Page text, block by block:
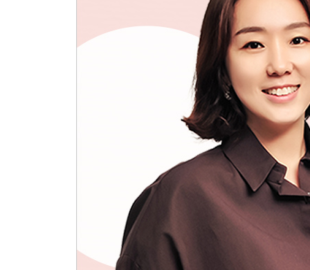
‘미니멀라이프’도 좋지만, ‘미니멀’보다 ‘라이프’가
버릴 것인가, 말 것인가? 물건과 이별하는 데도 예
나를 이해해야 진정한 미니멀리즘도 가능하다
상패를 보관하는 가장 힙한 방법
“여기 왼손잡이 가족분 있나요?”
잘못된 위치, 잘못된 방향만 바로잡아도 쓰임과 효
사람을 먼저 알고 집의 콘셉트를 잡는다
이국적이고 개성 있는 물건들이 각자의 매력을 뿜
아이들에게는 아이 전용 갤러리를
처음부터 버릴 생각으로 물건을 들이지는 않겠지만
어떤 물건이 들어오고, 어떤 물건이 나가는가?